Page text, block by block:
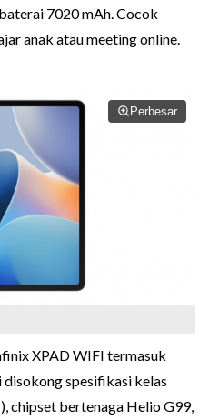
7020 mAh. Cocok
anak atau meeting online.
Perbesar
XPAD WIFI termasuk
disokong spesifikasi kelas
chipset bertenaga Helio G99,